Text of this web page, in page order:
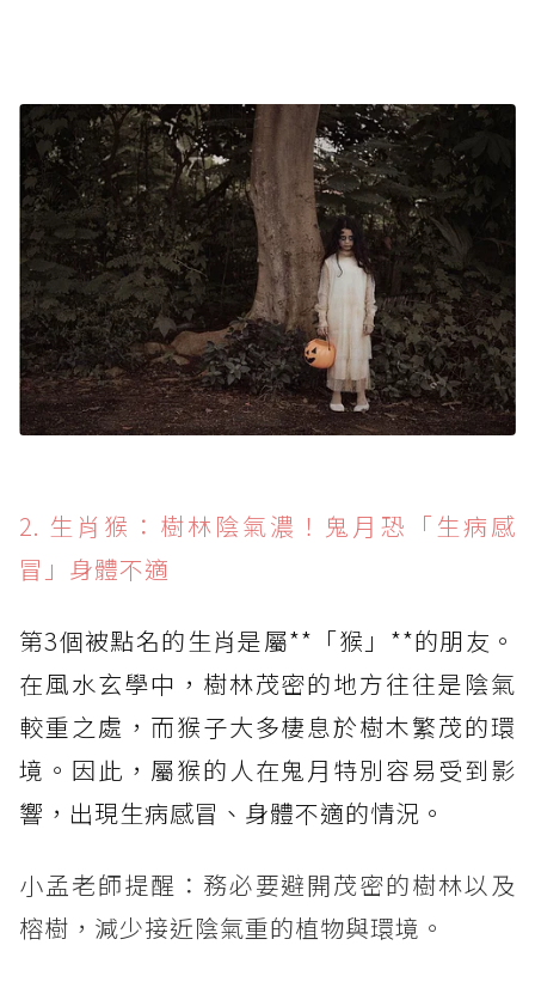
2. 生肖猴：樹林陰氣濃！鬼月恐「生病感
冒」身體不適
第3個被點名的生肖是屬**「猴」**的朋友。
在風水玄學中，樹林茂密的地方往往是陰氣
較重之處，而猴子大多棲息於樹木繁茂的環
境。因此，屬猴的人在鬼月特別容易受到影
響，出現生病感冒、身體不適的情況。
小孟老師提醒：務必要避開茂密的樹林以及
榕樹，減少接近陰氣重的植物與環境。